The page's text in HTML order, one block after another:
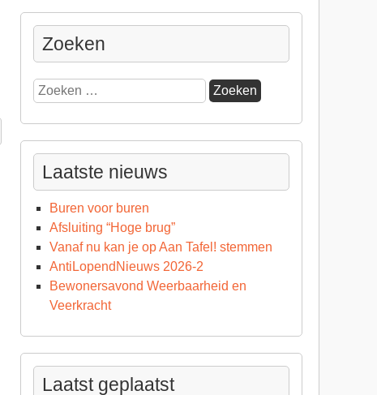
Zoeken
Zoeken
naar:
Laatste nieuws
Buren voor buren
Afsluiting “Hoge brug”
Vanaf nu kan je op Aan Tafel! stemmen
AntiLopendNieuws 2026-2
Bewonersavond Weerbaarheid en
Veerkracht
Laatst geplaatst